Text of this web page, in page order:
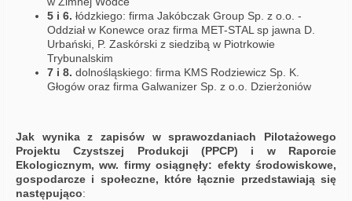
5 i 6. łódzkiego: firma Jakóbczak Group Sp. z o.o. -
Oddział w Konewce oraz firma MET-STAL sp jawna D.
Urbański, P. Zaskórski z siedzibą w Piotrkowie
Trybunalskim
7 i 8. dolnośląskiego: firma KMS Rodziewicz Sp. K.
Głogów oraz firma Galwanizer Sp. z o.o. Dzierżoniów
Jak wynika z zapisów w sprawozdaniach Pilotażowego
Projektu Czystszej Produkcji (PPCP) i w Raporcie
Ekologicznym, ww. firmy osiągnęły: efekty środowiskowe,
gospodarcze i społeczne, które łącznie przedstawiają się
następująco: